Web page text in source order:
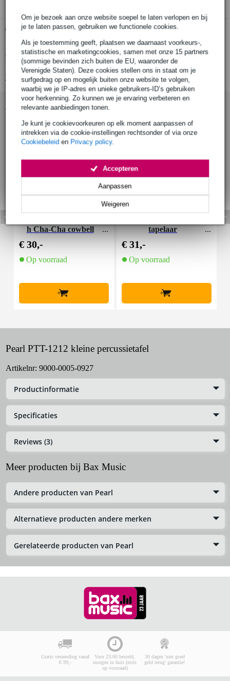
Om je bezoek aan onze website soepel te laten verlopen en bij
je te laten passen, gebruiken we functionele cookies.
Als je toestemming geeft, plaatsen we daarnaast voorkeurs-,
statistische en marketingcookies, samen met onze 15 partners
(sommige bevinden zich buiten de EU, waaronder de
Verenigde Staten). Deze cookies stellen ons in staat om je
surfgedrag op en mogelijk buiten onze website te volgen,
waarbij we je IP-adres en unieke gebruikers-ID’s gebruiken
voor herkenning. Zo kunnen we je ervaring verbeteren en
relevante aanbiedingen tonen.
Je kunt je cookievoorkeuren op elk moment aanpassen of
intrekken via de cookie-instellingen rechtsonder of via onze
Cookiebeleid en Privacy policy.
Weigeren
Aanpassen
Accepteren
Gratis ophalen in de winkel
Productinformatie
Bekijk alle productspecificaties
Accessoires (8)
h Cha-Cha cowbell
€ 30,-
Op voorraad
+
tapelaar
€ 31,-
Op voorraad
+
Pearl PTT-1212 kleine percussietafel
Artikelnr: 9000-0005-0927
Productinformatie
Specificaties
Reviews (3)
Meer producten bij Bax Music
Andere producten van Pearl
Alternatieve producten andere merken
Gerelateerde producten van Pearl
Gratis verzending vanaf
€ 99,-
Voor 23:00 besteld,
morgen in huis (mits
op voorraad)
30 dagen 'niet goed
geld terug' garantie!